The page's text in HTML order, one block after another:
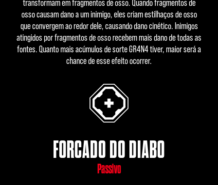
transformam em fragmentos de osso. Quando fragmentos de
osso causam dano a um inimigo, eles criam estilhaços de osso
que convergem ao redor dele, causando dano cinético. Inimigos
atingidos por fragmentos de osso recebem mais dano de todas as
fontes. Quanto mais acúmulos de sorte GR4N4 tiver, maior será a
chance de esse efeito ocorrer.
FORCADO DO DIABO
Passivo